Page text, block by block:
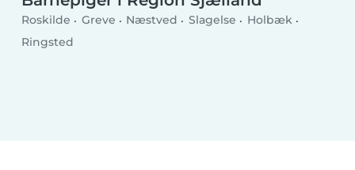
Roskilde Greve Næstved Slagelse
Holbæk
Ringsted